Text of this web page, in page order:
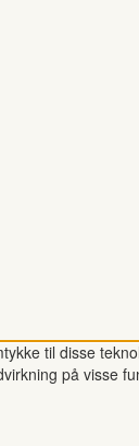
til disse
på visse